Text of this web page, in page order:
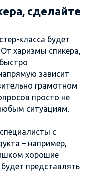
сделайте
класса будет
харизмы спикера,
зависит
грамотном
просто не
ситуациям.
с
– например,
хорошие
представлять